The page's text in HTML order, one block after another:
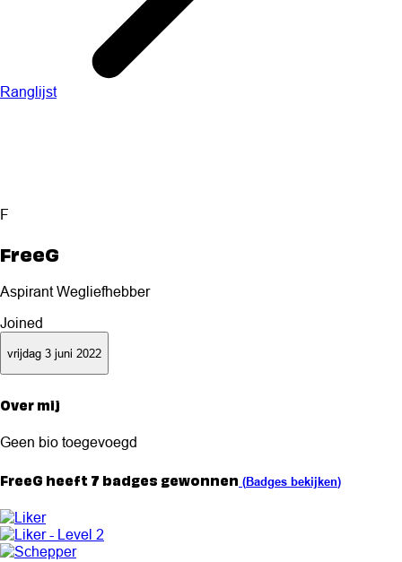
Ranglijst
F
FreeG
Aspirant Wegliefhebber
Joined
vrijdag 3 juni 2022
Over mij
Geen bio toegevoegd
FreeG heeft 7 badges gewonnen (Badges bekijken)